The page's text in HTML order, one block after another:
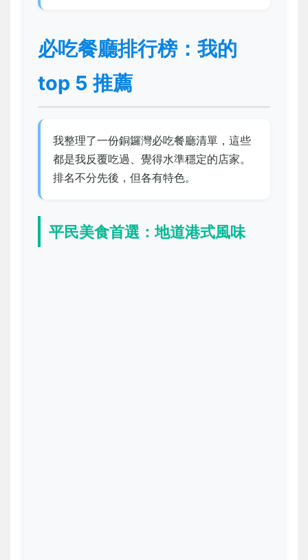
必吃餐廳排行榜：我的
top 5 推薦
我整理了一份銅鑼灣必吃餐廳清單，這些
都是我反覆吃過、覺得水準穩定的店家。
排名不分先後，但各有特色。
平民美食首選：地道港式風味